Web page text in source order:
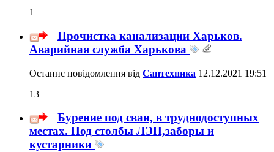
1
Прочистка канализации Харьков.
Аварийная служба Харькова
Останнє повідомлення від Сантехника 12.12.2021 19:51
13
Бурение под сваи, в труднодоступных
местах. Под столбы ЛЭП,заборы и
кустарники